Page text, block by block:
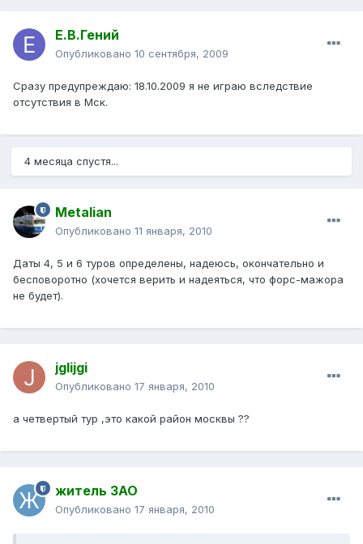
Е.В.Гений
Опубликовано 10 сентября, 2009
Сразу предупреждаю: 18.10.2009 я не играю вследствие
отсутствия в Мск.
4 месяца спустя...
Metalian
Опубликовано 11 января, 2010
Даты 4, 5 и 6 туров определены, надеюсь, окончательно и
бесповоротно (хочется верить и надеяться, что форс-мажора
не будет).
jglijgi
Опубликовано 17 января, 2010
а четвертый тур ,это какой район москвы ??
житель ЗАО
Опубликовано 17 января, 2010